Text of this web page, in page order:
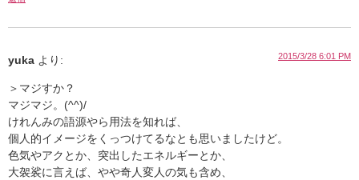
yuka より: 2015/3/28 6:01 PM
＞マジすか？
マジマジ。(^^)/
けれんみの語源やら用法を知れば、
個人的イメージをくっつけてるなとも思いましたけど。
色気やアクとか、突出したエネルギーとか、
大袈裟に言えば、やや奇人変人の気も含め、